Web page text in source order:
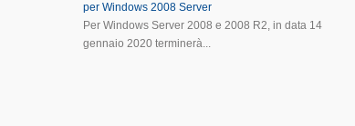
per Windows 2008 Server
Per Windows Server 2008 e 2008 R2, in data 14
gennaio 2020 terminerà...